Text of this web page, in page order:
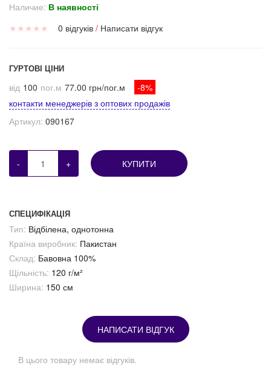
Наличие: В наявності
★ ★ ★ ★ ★ 0 відгуків / Написати відгук
ГУРТОВІ ЦІНИ
від 100 пог.м 77.00 грн/пог.м
-8%
контакти менеджерів з оптових продажів
Артикул: 090167
- + КУПИТИ
СПЕЦИФІКАЦІЯ
Тип: Відбілена, однотонна
Країна виробник: Пакистан
Склад: Бавовна 100%
Щільність: 120 г/м²
Ширина: 150 см
НАПИСАТИ ВІДГУК
В цього товару немає відгуків.